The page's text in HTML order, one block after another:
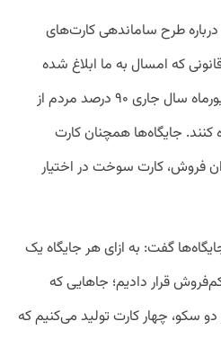
طرح ساماندهی کارت‌های
که امسال به ما ابلاغ شده
است، باید تا پایان همین شهریورماه سال جاری ۹۰ درصد مردم از
جایگاه‌ها همچنان کارت
فروش، کارت سوخت در اختیار
گفت: به ازای هر جایگاه یک
قرار دادیم؛ جاهایی که
دو سکو، چهار کارت تولید می‌کنیم که